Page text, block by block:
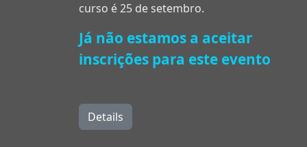
curso é 25 de setembro.
Já não estamos a aceitar
inscrições para este evento
Details